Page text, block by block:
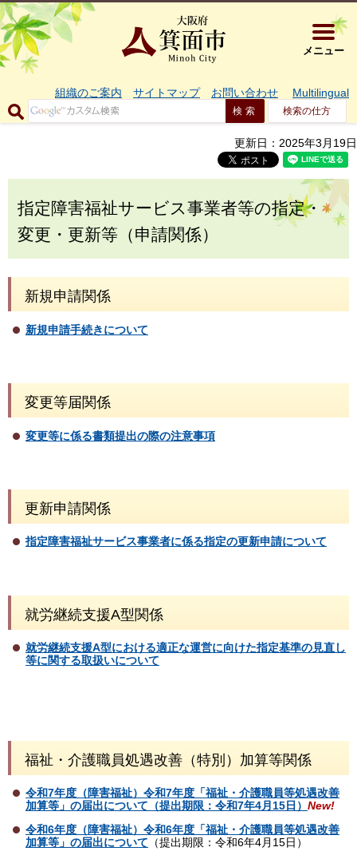
大阪府箕
メニュー
組織のご案内 サイトマップ お問い合わせ Multilingual
検索の仕方
更新日：2025年3月19日
指定障害福祉サービス事業者等の指定・
変更・更新等（申請関係）
新規申請関係
新規申請手続きについて
変更等届関係
変更等に係る書類提出の際の注意事項
更新申請関係
指定障害福祉サービス事業者に係る指定の更新申請について
就労継続支援A型関係
就労継続支援A型における適正な運営に向けた指定基準の見直し
等に関する取扱いについて
福祉・介護職員処遇改善（特別）加算等関係
令和7年度（障害福祉）令和7年度「福祉・介護職員等処遇改善
加算等」の届出について（提出期限：令和7年4月15日） New!
令和6年度（障害福祉）令和6年度「福祉・介護職員等処遇改善
加算等」の届出について （提出期限：令和6年4月15日）